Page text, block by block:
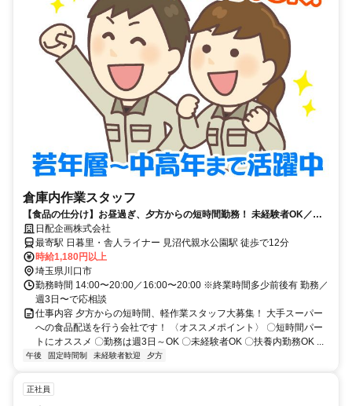
倉庫内作業スタッフ
【食品の仕分け】お昼過ぎ、夕方からの短時間勤務！ 未経験者OK／週3
日～OK
日配企画株式会社
最寄駅 日暮里・舎人ライナー 見沼代親水公園駅 徒歩で12分
時給1,180円以上
埼玉県川口市
勤務時間 14:00〜20:00／16:00〜20:00 ※終業時間多少前後有 勤務／
週3日〜で応相談
仕事内容 夕方からの短時間、軽作業スタッフ大募集！ 大手スーパー
への食品配送を行う会社です！ 〈オススメポイント〉 〇短時間パー
トにオススメ 〇勤務は週3日～OK 〇未経験者OK 〇扶養内勤務OK ...
午後 固定時間制 未経験者歓迎 夕方
正社員